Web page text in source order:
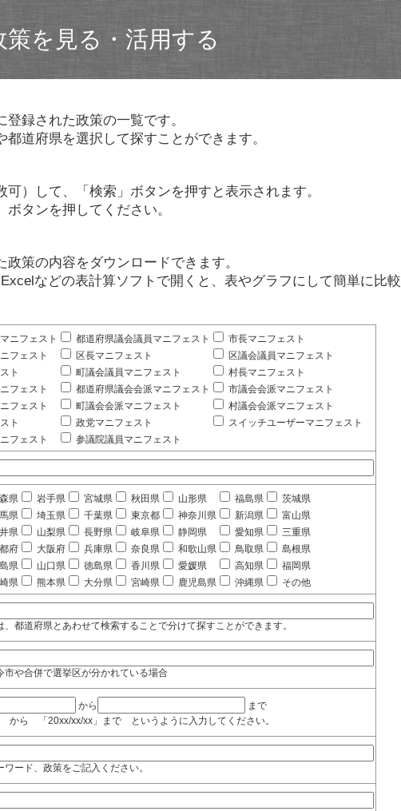
策を見る・活用する
録された政策の一覧です。
道府県を選択して探すことができます。
）して、「検索」ボタンを押すと表示されます。
タンを押してください。
策の内容をダウンロードできます。
などの表計算ソフトで開くと、表やグラフにして簡単に比較
ニフェスト 都道府県議会議員マニフェスト
市長マニフェスト
フェスト
区長マニフェスト
区議会議員マニフェスト
ト
町議会議員マニフェスト
村長マニフェスト
フェスト
都道府県議会会派マニフェスト
市議会会派マニフェスト
フェスト
町議会会派マニフェスト
村議会会派マニフェスト
ト
政党マニフェスト
スイッチユーザーマニフェスト
フェスト
参議院議員マニフェスト
県 岩手県 宮城県 秋田県 山形県 福島県
茨城県
県 埼玉県 千葉県 東京都 神奈川県 新潟県
富山県
県 山梨県 長野県 岐阜県 静岡県 愛知県
三重県
府 大阪府 兵庫県 奈良県 和歌山県 鳥取県
島根県
県 山口県 徳島県 香川県 愛媛県 高知県
福岡県
県 熊本県 大分県 宮崎県 鹿児島県 沖縄県 その他
都道府県とあわせて検索することで分けて探すことができます。
や合併で選挙区が分かれている場合
から
まで
から 「20xx/xx/xx」まで というように入力してください。
ード、政策をご記入ください。